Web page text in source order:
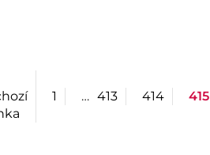
1 … 413 414 415